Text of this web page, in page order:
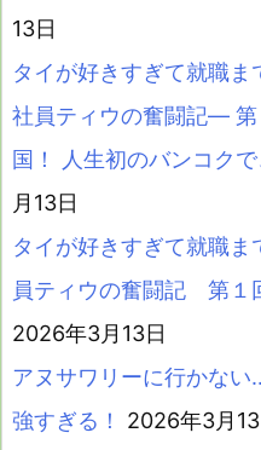
13日
タイが好きすぎて就職
社員ティウの奮闘記―
国！ 人生初のバンコクで
月13日
タイが好きすぎて就職
員ティウの奮闘記 第１
2026年3月13日
アヌサワリーに行かな
強すぎる！
2026年3月13